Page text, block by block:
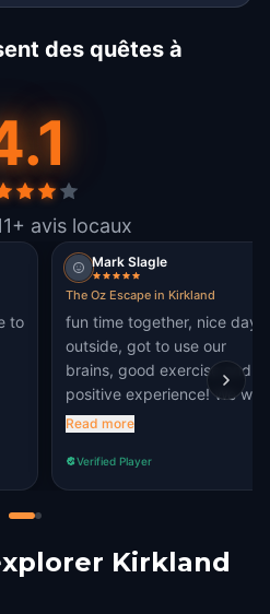
des quêtes à
avis locaux
to
Mark Slagle
The Oz Escape in Kirkland
fun time together, nice day
outside, got to use our
brains, good exercise and
positive experience! We will
be trying other quests in the
Read more
Verified Player
Kirkland